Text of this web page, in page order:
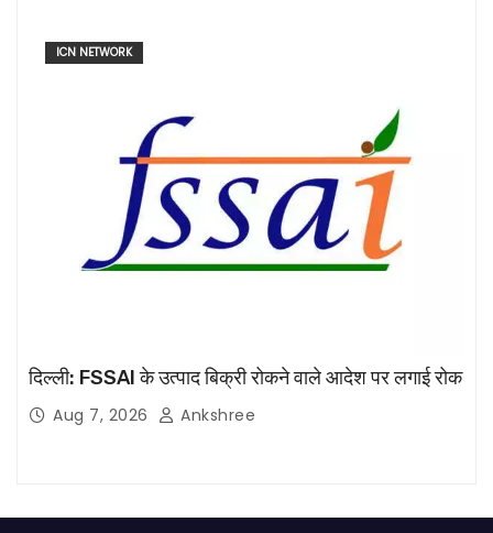
ICN NETWORK
दिल्ली: FSSAI के उत्पाद बिक्री रोकने वाले आदेश पर लगाई रोक
Aug 7, 2026 Ankshree